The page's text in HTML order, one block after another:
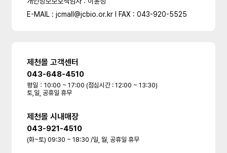
E-MAIL : jcmall@jcbio.or.kr l FAX : 043-920-5525
제천몰 고객센터
043-648-4510
평일：10:00 ~ 17:00 (점심시간 : 12:00 ~ 13:30)
토,일, 공휴일 휴무
제천몰 시내매장
043-921-4510
(화~토) 09:30 ~ 18:30 /일, 월, 공휴일 휴무